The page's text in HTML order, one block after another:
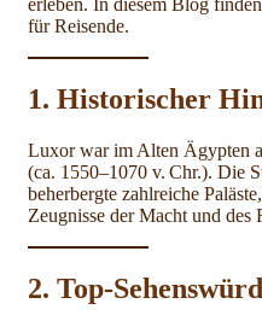
erleben. In diesem Blog
für Reisende.
1. Historischer
Luxor war im Alten Ägypten
(ca. 1550–1070 v. Chr.). Die
beherbergte zahlreiche
Zeugnisse der Macht und des
2. Top-